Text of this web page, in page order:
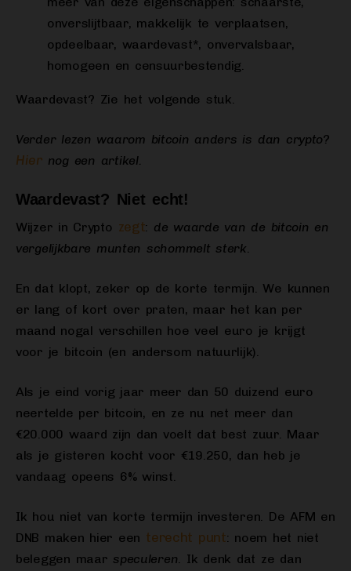
onverslijtbaar, makkelijk te verplaatsen,
opdeelbaar, waardevast*, onvervalsbaar,
homogeen en censuurbestendig.
Waardevast? Zie het volgende stuk.
Verder lezen waarom bitcoin anders is dan crypto?
Hiernog een artikel.
Waardevast? Niet echt!
Wijzer in Crypto zegt: de waarde van de bitcoin en
vergelijkbare munten schommelt sterk.
En dat klopt, zeker op de korte termijn. We kunnen
er lang of kort over praten, maar het kan per
maand nogal verschillen hoe veel euro je krijgt
voor je bitcoin (en andersom natuurlijk).
Als je eind vorig jaar meer dan 50 duizend euro
neertelde per bitcoin, en ze nu net meer dan
€20.000 waard zijn dan voelt dat best zuur. Maar
als je gisteren kocht voor €19.250, dan heb je
vandaag opeens 6% winst.
Ik hou niet van korte termijn investeren. De AFM en
DNB maken hier een terecht punt: noem het niet
beleggen maar speculeren. Ik denk dat ze dan